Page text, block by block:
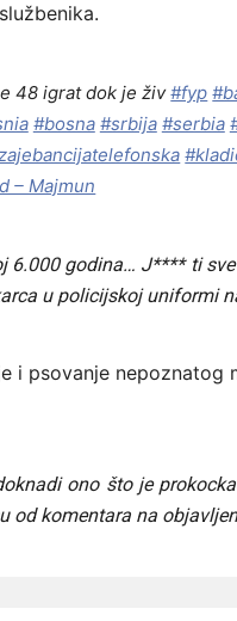
48 igrat dok je živ#fyp
#bosna #srbija #serbia
– Majmun
6.000 godina… J**** ti
u policijskoj uniformi
i psovanje nepoznatog
ono što je
od komentara na